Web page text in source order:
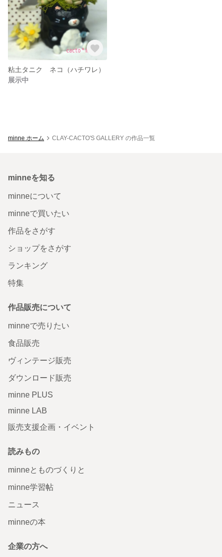
粘土タニク ネコ（ハチワレ）
展示中
minne ホーム CLAY-CACTO'S GALLERY の作品一覧
minneを知る
minneについて
minneで買いたい
作品をさがす
ショップをさがす
ランキング
特集
作品販売について
minneで売りたい
食品販売
ヴィンテージ販売
ダウンロード販売
minne PLUS
minne LAB
販売支援企画・イベント
読みもの
minneとものづくりと
minne学習帖
ニュース
minneの本
企業の方へ